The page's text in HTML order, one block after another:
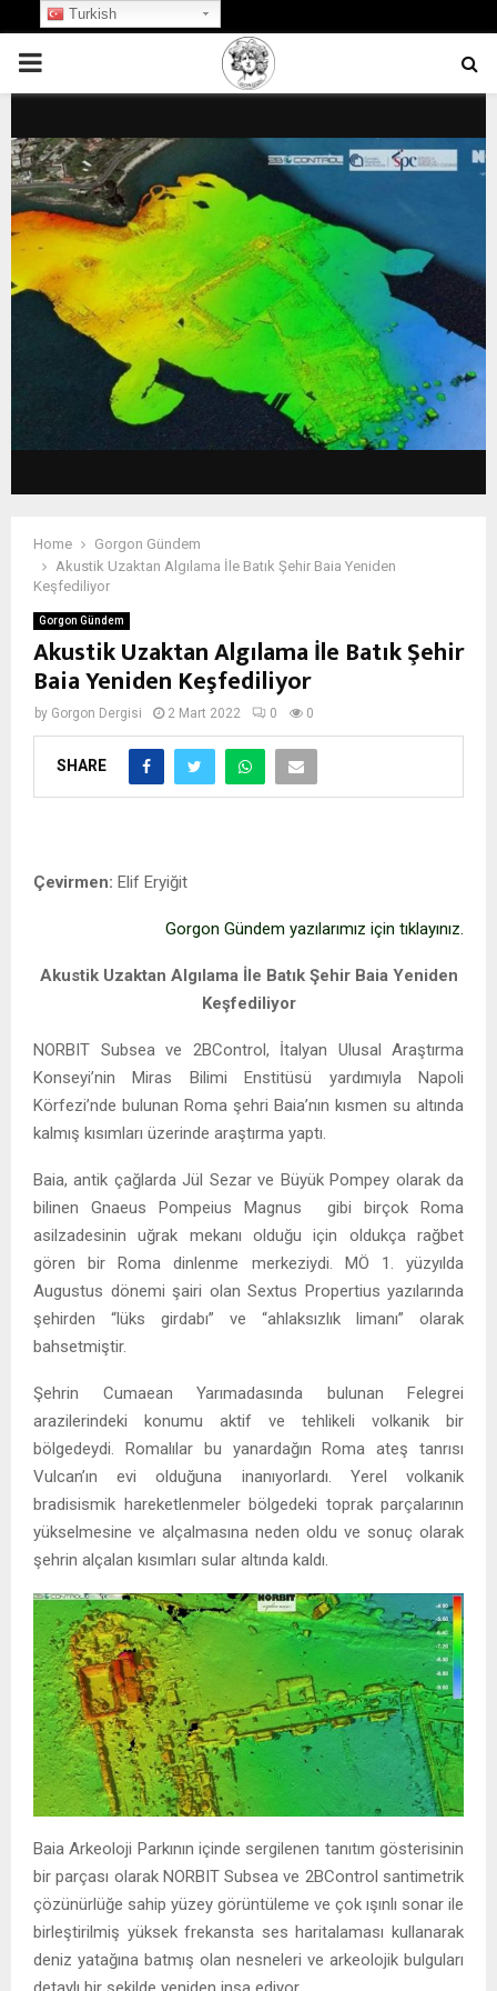
PRIMARY
Home
Gorgon Gündem
Akustik Uzaktan Algılama İle Batık Şehir Baia Yeniden
Keşfediliyor
Gorgon Gündem
Akustik Uzaktan Algılama İle Batık Şehir
Baia Yeniden Keşfediliyor
by Gorgon Dergisi 2 Mart 2022 0 0
SHARE
Çevirmen: Elif Eryiğit
Gorgon Gündem yazılarımız için tıklayınız.
Akustik Uzaktan Algılama İle Batık Şehir Baia Yeniden
Keşfediliyor
NORBIT Subsea ve 2BControl, İtalyan Ulusal Araştırma
Konseyi’nin Miras Bilimi Enstitüsü yardımıyla Napoli
Körfezi’nde bulunan Roma şehri Baia’nın kısmen su altında
kalmış kısımları üzerinde araştırma yaptı.
Baia, antik çağlarda Jül Sezar ve Büyük Pompey olarak da
bilinen Gnaeus Pompeius Magnus gibi birçok Roma
asilzadesinin uğrak mekanı olduğu için oldukça rağbet
gören bir Roma dinlenme merkeziydi. MÖ 1. yüzyılda
Augustus dönemi şairi olan Sextus Propertius yazılarında
şehirden “lüks girdabı” ve “ahlaksızlık limanı” olarak
bahsetmiştir.
Şehrin Cumaean Yarımadasında bulunan Felegrei
arazilerindeki konumu aktif ve tehlikeli volkanik bir
bölgedeydi. Romalılar bu yanardağın Roma ateş tanrısı
Vulcan’ın evi olduğuna inanıyorlardı. Yerel volkanik
bradisismik hareketlenmeler bölgedeki toprak parçalarının
yükselmesine ve alçalmasına neden oldu ve sonuç olarak
şehrin alçalan kısımları sular altında kaldı.
Baia Arkeoloji Parkının içinde sergilenen tanıtım gösterisinin
bir parçası olarak NORBIT Subsea ve 2BControl santimetrik
çözünürlüğe sahip yüzey görüntüleme ve çok ışınlı sonar ile
birleştirilmiş yüksek frekansta ses haritalaması kullanarak
deniz yatağına batmış olan nesneleri ve arkeolojik bulguları
Turkish